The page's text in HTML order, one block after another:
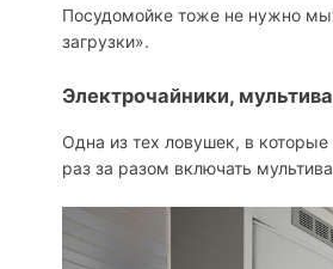
Посудомойке тоже не нужно
загрузки».
Электрочайники,
Одна из тех ловушек, в
раз за разом включать